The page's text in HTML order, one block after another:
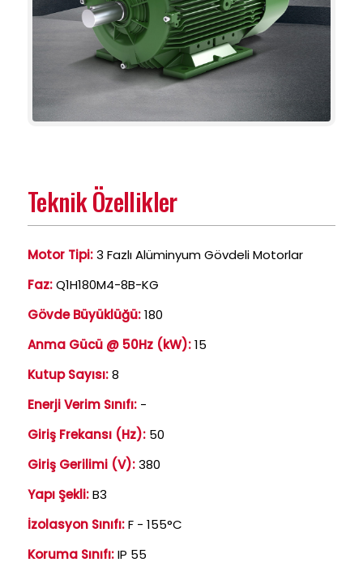
Teknik Özellikler
Motor Tipi:3 Fazlı Alüminyum Gövdeli Motorlar
Faz:Q1H180M4-8B-KG
Gövde Büyüklüğü:180
Anma Gücü @ 50Hz (kW):15
Kutup Sayısı:8
Enerji Verim Sınıfı: -
Giriş Frekansı (Hz): 50
Giriş Gerilimi (V):380
Yapı Şekli:B3
İzolasyon Sınıfı:F - 155°C
Koruma Sınıfı:IP 55